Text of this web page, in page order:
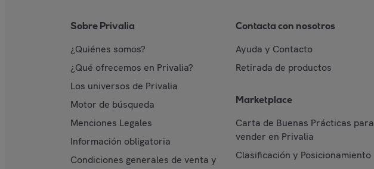
Sobre Privalia
¿Quiénes somos?
¿Qué ofrecemos en Privalia?
Los universos de Privalia
Motor de búsqueda
Menciones Legales
Información obligatoria
Condiciones generales de venta y
Contacta con nosotros
Ayuda y Contacto
Retirada de productos
Marketplace
Carta de Buenas Prácticas para
vender en Privalia
Clasificación y Posicionamiento